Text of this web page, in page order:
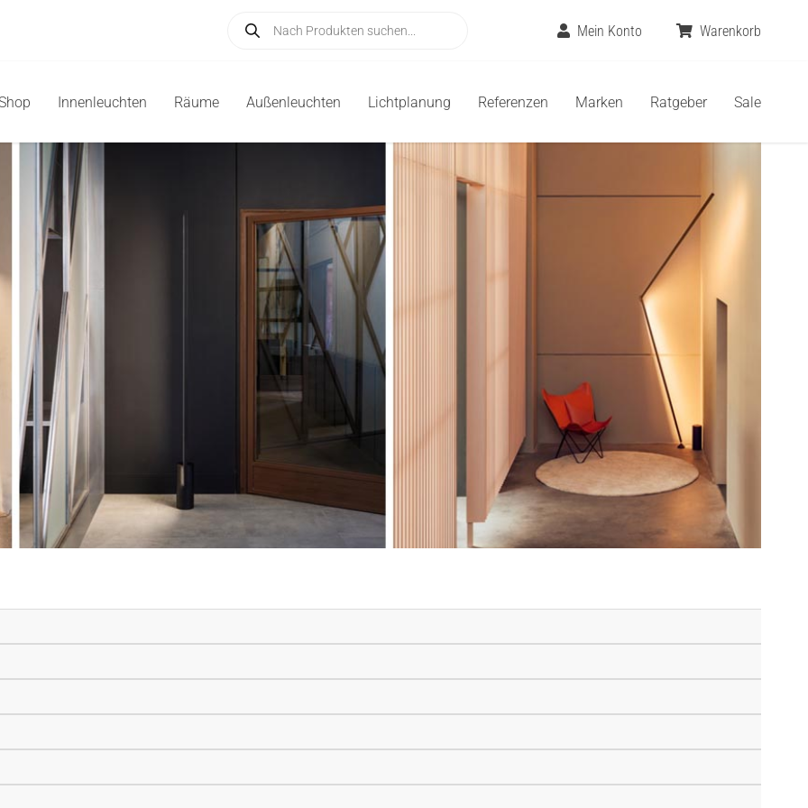
search
Mein Konto Warenkorb
Innenleuchten Räume Außenleuchten Lichtplanung Referenzen Marken Ratgeber Sale